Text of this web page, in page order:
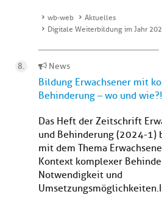
wb-web
Aktuelles
Digitale Weiterbildung im Jahr
News
Bildung Erwachsener mit
Behinderung – wo und wie?!
Das Heft der Zeitschrift
und Behinderung (2024-1)
mit dem Thema
Kontext komplexer
Notwendigkeit und